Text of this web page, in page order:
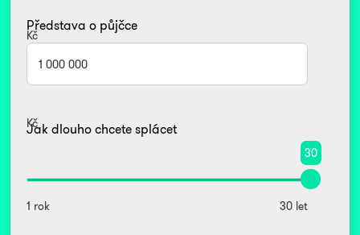
Kč
Představa o půjčce
Kč
Jak dlouho chcete splácet
30
1 rok 30 let